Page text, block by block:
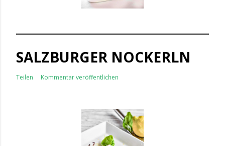
SALZBURGER NOCKERLN
Teilen Kommentar veröffentlichen